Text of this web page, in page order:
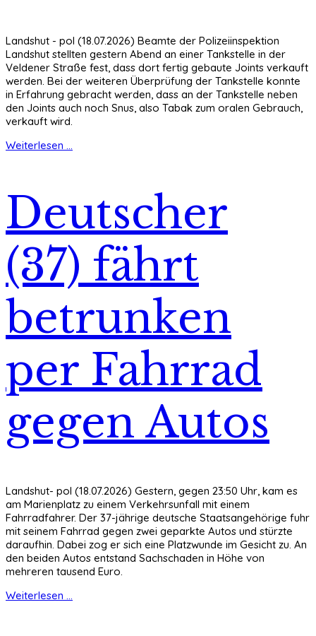
Landshut - pol (18.07.2026) Beamte der Polizeiinspektion
Landshut stellten gestern Abend an einer Tankstelle in der
Veldener Straße fest, dass dort fertig gebaute Joints verkauft
werden. Bei der weiteren Überprüfung der Tankstelle konnte
in Erfahrung gebracht werden, dass an der Tankstelle neben
den Joints auch noch Snus, also Tabak zum oralen Gebrauch,
verkauft wird.
Weiterlesen ...
Deutscher
(37) fährt
betrunken
per Fahrrad
gegen Autos
Landshut- pol (18.07.2026) Gestern, gegen 23:50 Uhr, kam es
am Marienplatz zu einem Verkehrsunfall mit einem
Fahrradfahrer. Der 37-jährige deutsche Staatsangehörige fuhr
mit seinem Fahrrad gegen zwei geparkte Autos und stürzte
daraufhin. Dabei zog er sich eine Platzwunde im Gesicht zu. An
den beiden Autos entstand Sachschaden in Höhe von
mehreren tausend Euro.
Weiterlesen ...